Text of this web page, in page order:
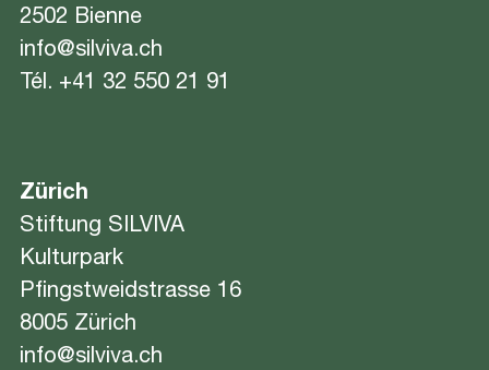
2502 Bienne
info@silviva.ch
Tél. +41 32 550 21 91
Zürich
Stiftung SILVIVA
Kulturpark
Pfingstweidstrasse 16
8005 Zürich
info@silviva.ch